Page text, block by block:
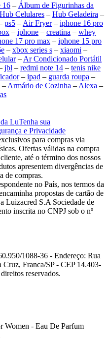
16 – Álbum de Figurinhas da
Hub Celulares – Hub Geladeira –
ps5 – Air Fryer– iphone 16 pro
– iphone – creatina – whey
17 pro max – iphone 15 pro
– xbox series s – xiaomi –
– Ar Condicionado Portátil
jbl – redmi note 14 – tenis nike
– ipad – guarda roupa –
– Armário de Cozinha – Alexa –
LuTenha sua
e Privacidade
para compras via
Ofertas válidas na compra
até o término dos nossos
apresentem divergências de
de compras.
no País, nos termos da
propostas de cartão de
Luizacred S.A Sociedade de
inscrita no CNPJ sob o nº
1088-36 - Endereço: Rua
Franca/SP - CEP 14.403-
reservados.
- Eau De Parfum